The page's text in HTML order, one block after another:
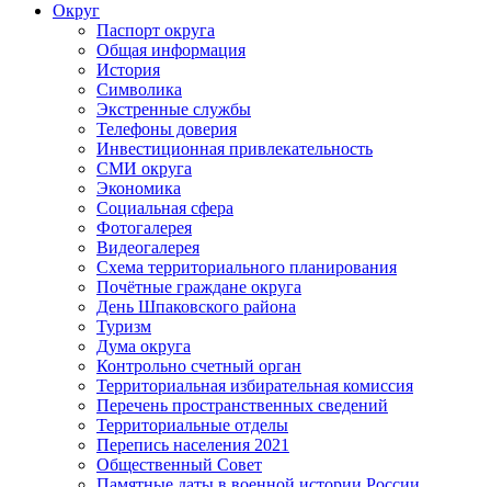
Округ
Паспорт округа
Общая информация
История
Символика
Экстренные службы
Телефоны доверия
Инвестиционная привлекательность
СМИ округа
Экономика
Социальная сфера
Фотогалерея
Видеогалерея
Схема территориального планирования
Почётные граждане округа
День Шпаковского района
Туризм
Дума округа
Контрольно счетный орган
Территориальная избирательная комиссия
Перечень пространственных сведений
Территориальные отделы
Перепись населения 2021
Общественный Совет